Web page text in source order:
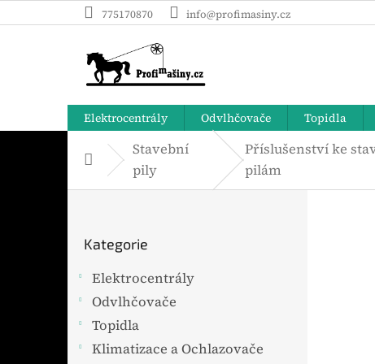
na
775170870 info@profimasiny.cz
Elektrocentrály Odvlhčovače Topidla
Domů
Stavební
pily
Příslušenství ke
pilám
kategorie
Kategorie
Elektrocentrály
Odvlhčovače
Topidla
Klimatizace a Ochlazovače